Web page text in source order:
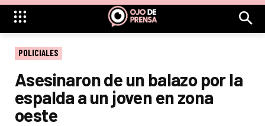
POLICIALES
Asesinaron de un balazo por la
espalda a un joven en zona
oeste